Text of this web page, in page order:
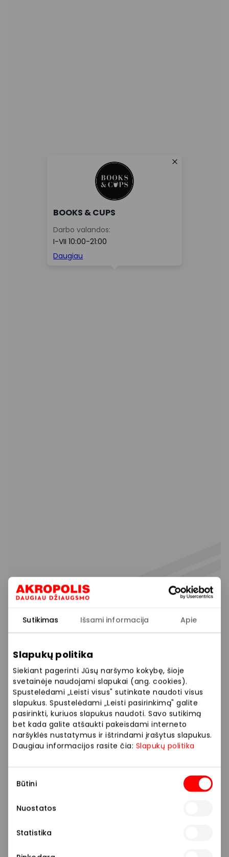
Sutikimas Išsami informacija Apie
Slapukų politika
Siekiant pagerinti Jūsų naršymo kokybę, šioje
svetainėje naudojami slapukai (ang. cookies).
Spustelėdami „Leisti visus" sutinkate naudoti visus
slapukus. Spustelėdami „Leisti pasirinkimą" galite
pasirinkti, kuriuos slapukus naudoti. Savo sutikimą
bet kada galite atšaukti pakeisdami interneto
naršyklės nustatymus ir ištrindami įrašytus slapukus.
Daugiau informacijos rasite čia: Slapukų politika
pasirinkimas
Būtini
Nuostatos
Statistika